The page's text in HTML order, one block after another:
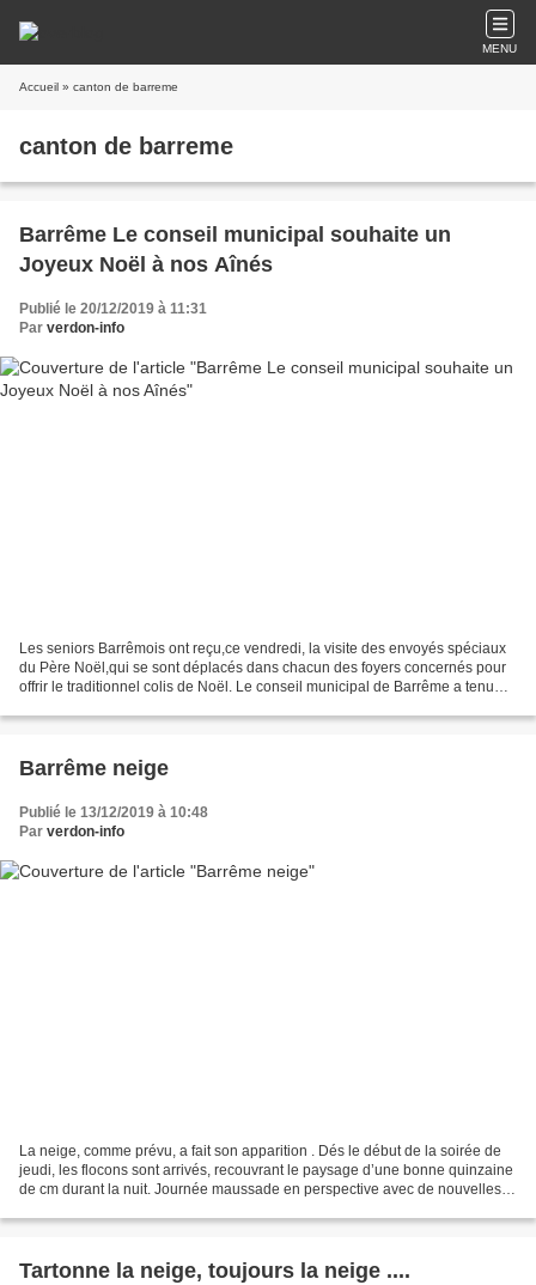
MENU
Accueil » canton de barreme
canton de barreme
Barrême Le conseil municipal souhaite un
Joyeux Noël à nos Aînés
Publié le 20/12/2019 à 11:31
Par verdon-info
Les seniors Barrêmois ont reçu,ce vendredi, la visite des envoyés spéciaux
du Père Noël,qui se sont déplacés dans chacun des foyers concernés pour
offrir le traditionnel colis de Noël. Le conseil municipal de Barrême a tenu
Barrême neige
Publié le 13/12/2019 à 10:48
Par verdon-info
La neige, comme prévu, a fait son apparition . Dés le début de la soirée de
jeudi, les flocons sont arrivés, recouvrant le paysage d’une bonne quinzaine
de cm durant la nuit. Journée maussade en perspective avec de nouvelles
Tartonne la neige, toujours la neige ....